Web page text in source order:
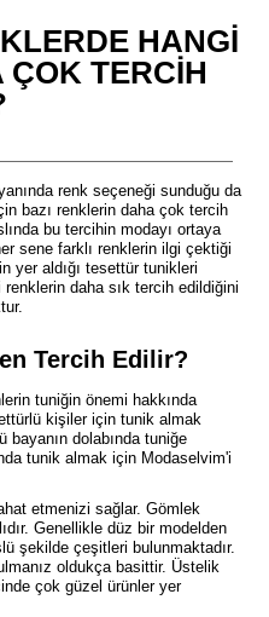
HANGI
TERCIH
renk seçeneği sunduğu da
bazı renklerin daha çok tercih
bu tercihin modayı ortaya
sene farklı renklerin ilgi çektiği
yer aldığı tesettür tunikleri
daha sık tercih edildiğini
Tercih Edilir?
tuniğin önemi hakkında
kişiler için tunik almak
dolabında tuniğe
tunik almak için Modaselvim'i
etmenizi sağlar. Gömlek
Genellikle düz bir modelden
şekilde çeşitleri bulunmaktadır.
oldukça basittir. Üstelik
çok güzel ürünler yer